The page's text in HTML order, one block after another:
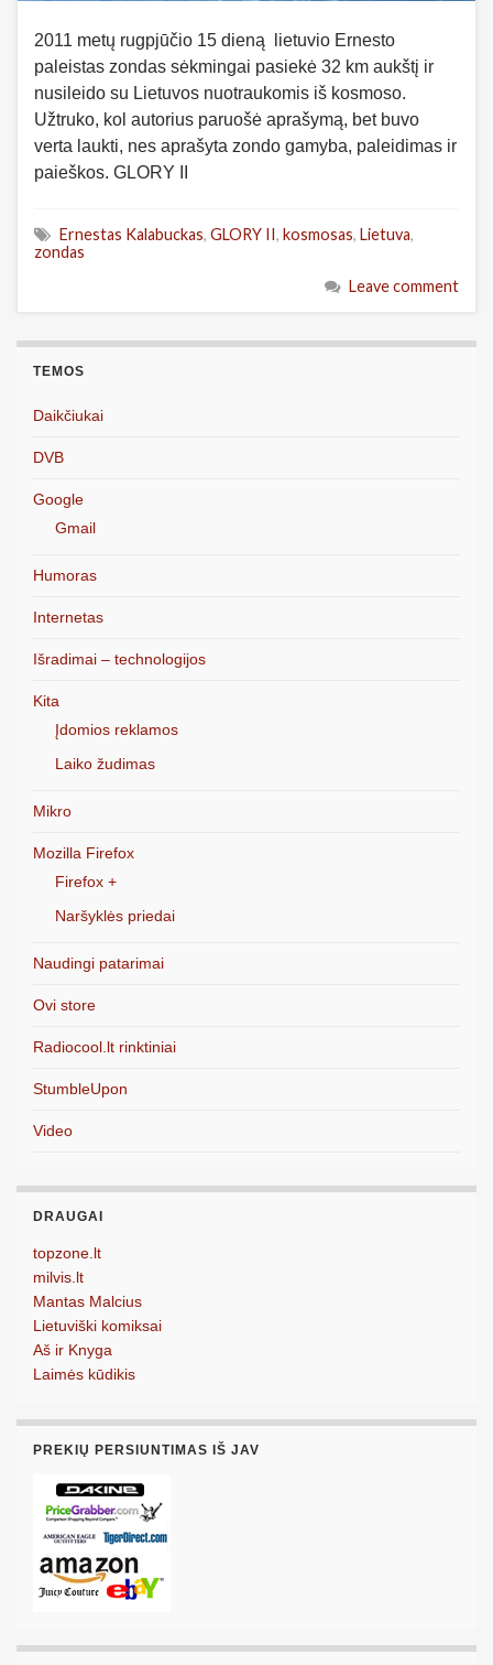
2011 metų rugpjūčio 15 dieną lietuvio Ernesto
paleistas zondas sėkmingai pasiekė 32 km aukštį ir
nusileido su Lietuvos nuotraukomis iš kosmoso.
Užtruko, kol autorius paruošė aprašymą, bet buvo
verta laukti, nes aprašyta zondo gamyba, paleidimas ir
paieškos. GLORY II
Ernestas Kalabuckas, GLORY II, kosmosas, Lietuva,
zondas
Leave comment
TEMOS
Daikčiukai
DVB
Google
Gmail
Humoras
Internetas
Išradimai – technologijos
Kita
Įdomios reklamos
Laiko žudimas
Mikro
Mozilla Firefox
Firefox +
Naršyklės priedai
Naudingi patarimai
Ovi store
Radiocool.lt rinktiniai
StumbleUpon
Video
DRAUGAI
topzone.lt
milvis.lt
Mantas Malcius
Lietuviški komiksai
Aš ir Knyga
Laimės kūdikis
PREKIŲ PERSIUNTIMAS IŠ JAV